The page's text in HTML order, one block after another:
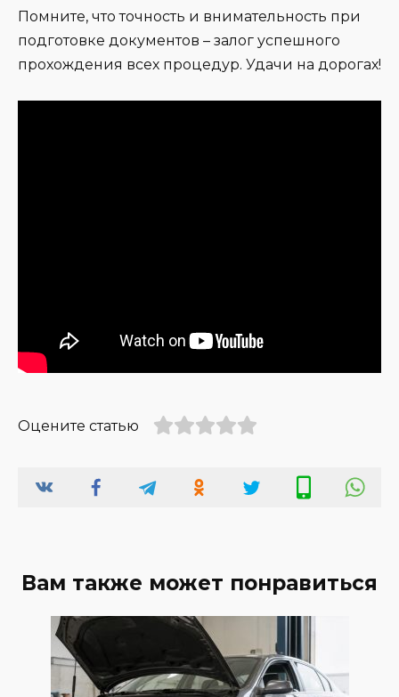
Помните, что точность и внимательность при
подготовке документов – залог успешного
прохождения всех процедур. Удачи на дорогах!
Оцените статью
Вам также может понравиться